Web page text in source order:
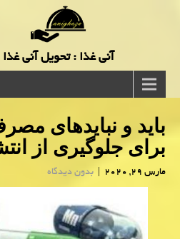
آنی غذا : تحویل آنی غذا
برای جلوگیری از
مارس 29, 2020 | بدون دیدگاه